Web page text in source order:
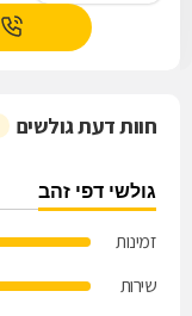
חוות דעת גולשים
גולשי דפי זהב
זמינות
שירות